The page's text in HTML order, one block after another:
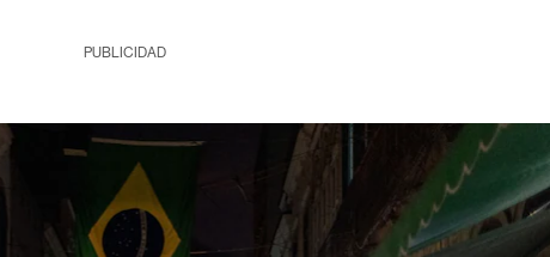
PUBLICIDAD